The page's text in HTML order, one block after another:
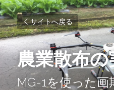
サイトへ戻る
農業散布
MG-1を使った画